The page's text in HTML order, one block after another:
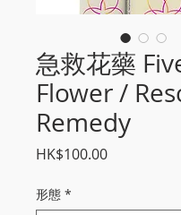
急救花藥
Flower /
Remedy
HK$100.00價
形態 *